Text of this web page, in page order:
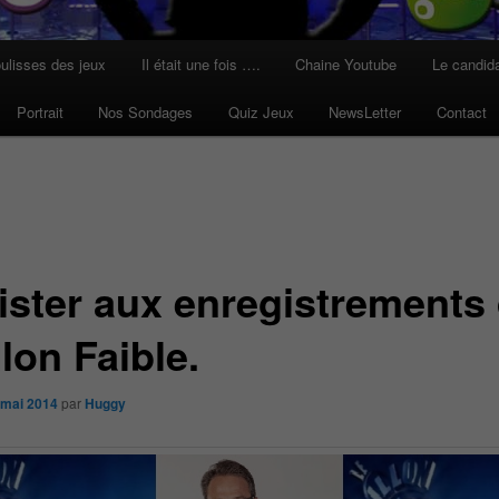
des jeux Il était une fois …. Chaine Youtube Le
Portrait Nos Sondages Quiz Jeux NewsLetter Contact
aux enregistrements
Faible.
2014 par Huggy